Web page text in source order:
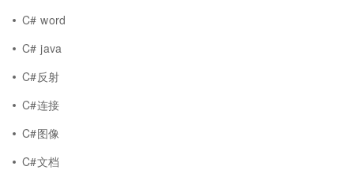
C# word
C# java
C#反射
C#连接
C#图像
C#文档